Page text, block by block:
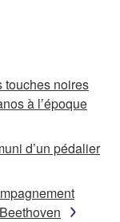
touches noires
à l’époque
d’un pédalier